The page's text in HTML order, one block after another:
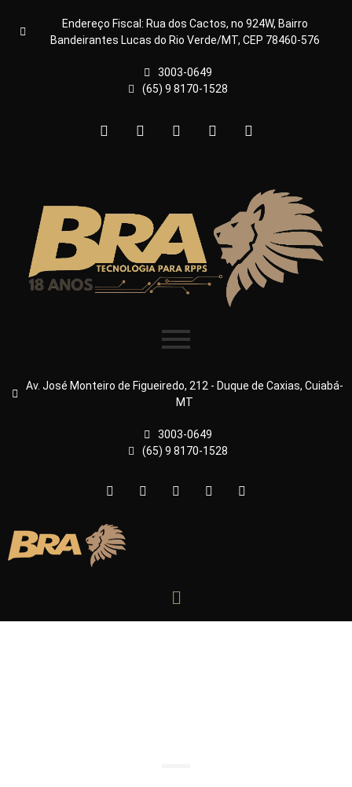
Endereço Fiscal: Rua dos Cactos, no 924W, Bairro
Bandeirantes Lucas do Rio Verde/MT, CEP 78460-576
3003-0649
(65) 9 8170-1528
Av. José Monteiro de Figueiredo, 212 - Duque de Caxias, Cuiabá-
MT
3003-0649
(65) 9 8170-1528